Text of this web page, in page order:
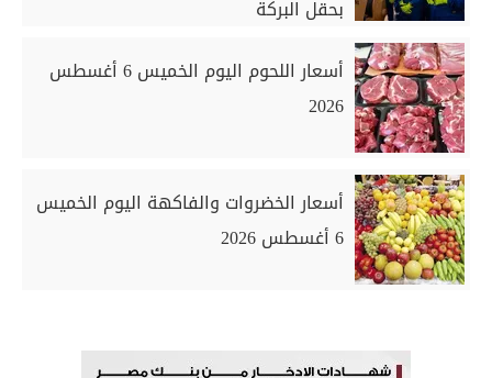
بحقل البركة
أسعار اللحوم اليوم الخميس 6 أغسطس
2026
أسعار الخضروات والفاكهة اليوم الخميس
6 أغسطس 2026